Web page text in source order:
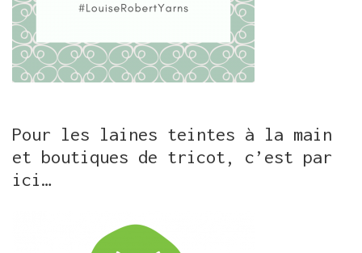
Pour les laines teintes à la main
et boutiques de tricot, c’est par
ici…